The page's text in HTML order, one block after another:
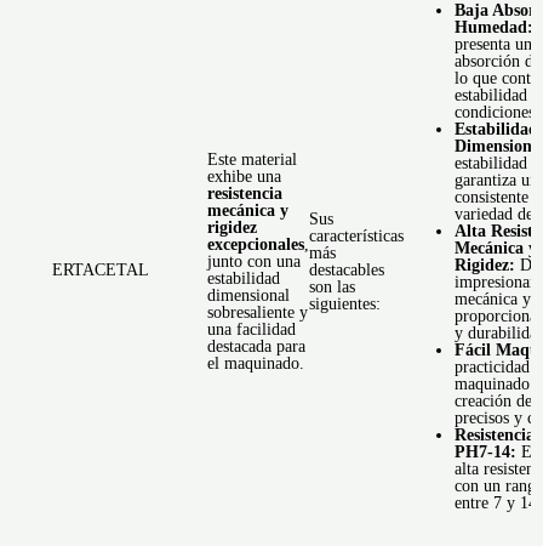
ERTACETAL
Este material
exhibe una
resistencia
mecánica y
rigidez
excepcionales
junto con una
estabilidad
dimensional
sobresaliente y
una facilidad
destacada para
el maquinado.
Sus
características
más
destacables
son las
siguientes:
Baja
Humedad:
presenta
absorción
lo que
estabilidad
condiciones
Estabilidad
estabilidad
garantiza
consistente
variedad de
Alta
Mecánica y
Rigidez:
mecánica y
y
Fácil
practicidad
maquinado
creación de
precisos y
Resistencia
PH7-14:
alta
con un
entre 7 y 14.